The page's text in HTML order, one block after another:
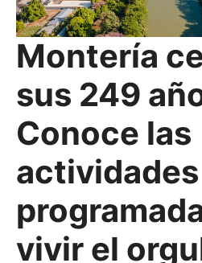
Montería
sus 249
Conoce las
actividades
vivir el